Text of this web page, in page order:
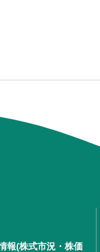
報(株式市況・株価